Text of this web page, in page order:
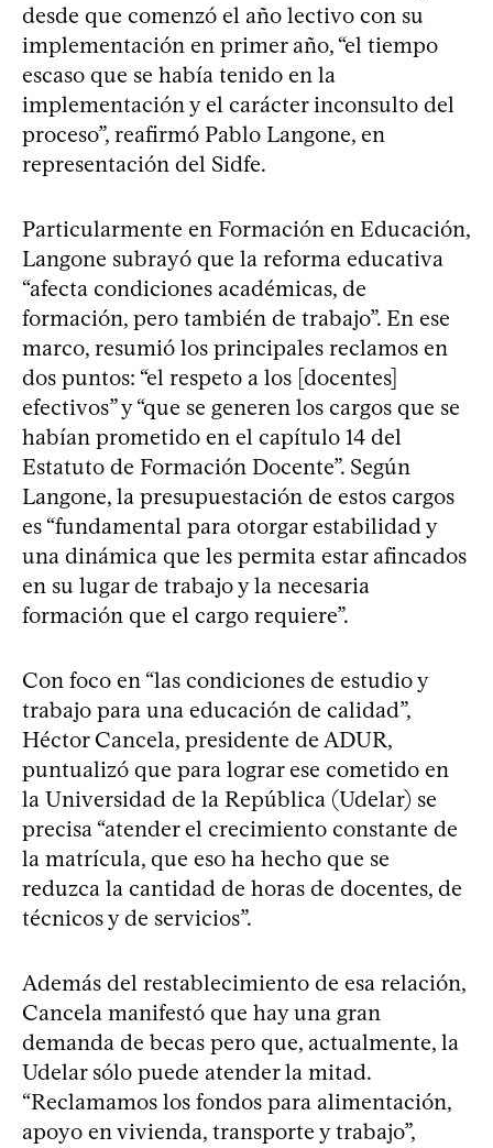
desde que comenzó el año lectivo con su
implementación en primer año, “el tiempo
escaso que se había tenido en la
implementación y el carácter inconsulto del
proceso”, reafirmó Pablo Langone, en
representación del Sidfe.
Particularmente en Formación en Educación,
Langone subrayó que la reforma educativa
“afecta condiciones académicas, de
formación, pero también de trabajo”. En ese
marco, resumió los principales reclamos en
dos puntos: “el respeto a los [docentes]
efectivos” y “que se generen los cargos que se
habían prometido en el capítulo 14 del
Estatuto de Formación Docente”. Según
Langone, la presupuestación de estos cargos
es “fundamental para otorgar estabilidad y
una dinámica que les permita estar afincados
en su lugar de trabajo y la necesaria
formación que el cargo requiere”.
Con foco en “las condiciones de estudio y
trabajo para una educación de calidad”,
Héctor Cancela, presidente de ADUR,
puntualizó que para lograr ese cometido en
la Universidad de la República (Udelar) se
precisa “atender el crecimiento constante de
la matrícula, que eso ha hecho que se
reduzca la cantidad de horas de docentes, de
técnicos y de servicios”.
Además del restablecimiento de esa relación,
Cancela manifestó que hay una gran
demanda de becas pero que, actualmente, la
Udelar sólo puede atender la mitad.
“Reclamamos los fondos para alimentación,
apoyo en vivienda, transporte y trabajo”,